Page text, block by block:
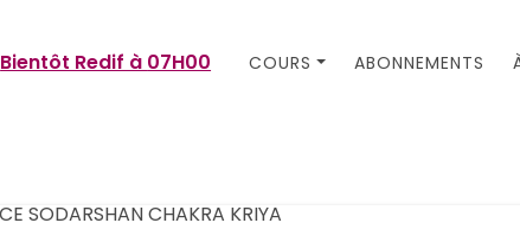
Bientôt Redif à 07H00 COURS ABONNEMENTS